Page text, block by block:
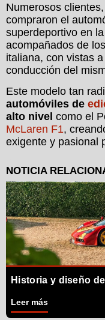
Numerosos
compraron el
superdeportivo en
acompañados de
italiana, con vistas
conducción del
Este modelo tan
automóviles de
alto nivel como el
McLaren F1,
exigente y pasional
Historia y diseño
Leer más